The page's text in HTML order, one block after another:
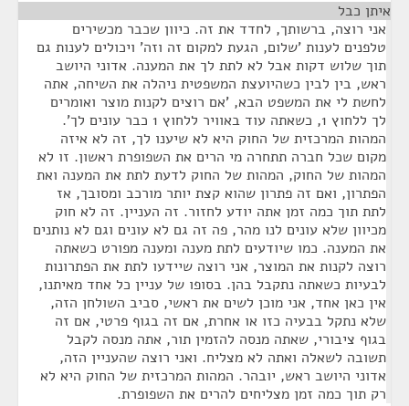
איתן כבל
אני רוצה, ברשותך, לחדד את זה. כיוון שכבר מכשירים
טלפנים לענות 'שלום, הגעת למקום זה וזה' ויכולים לענות גם
תוך שלוש דקות אבל לא לתת לך את המענה. אדוני היושב
ראש, בין לבין כשהיועצת המשפטית ניהלה את השיחה, אתה
לחשת לי את המשפט הבא, 'אם רוצים לקנות מוצר ואומרים
לך ללחוץ 1, כשאתה עוד באוויר ללחוץ 1 כבר עונים לך'.
המהות המרכזית של החוק היא לא שיענו לך, זה לא איזה
מקום שכל חברה תתחרה מי הרים את השפופרת ראשון. זו לא
המהות של החוק, המהות של החוק לדעת לתת את המענה ואת
הפתרון, ואם זה פתרון שהוא קצת יותר מורכב ומסובך, אז
לתת תוך כמה זמן אתה יודע לחזור. זה העניין. זה לא חוק
מכיוון שלא עונים לנו מהר, פה זה גם לא עונים וגם לא נותנים
את המענה. כמו שיודעים לתת מענה ומענה מפורט כשאתה
רוצה לקנות את המוצר, אני רוצה שיידעו לתת את הפתרונות
לבעיות כשאתה נתקבל בהן. בסופו של עניין כל אחד מאיתנו,
אין כאן אחד, אני מוכן לשים את ראשי, סביב השולחן הזה,
שלא נתקל בבעיה כזו או אחרת, אם זה בגוף פרטי, אם זה
בגוף ציבורי, שאתה מנסה להזמין תור, אתה מנסה לקבל
תשובה לשאלה ואתה לא מצליח. ואני רוצה שהעניין הזה,
אדוני היושב ראש, יובהר. המהות המרכזית של החוק היא לא
רק תוך כמה זמן מצליחים להרים את השפופרת.